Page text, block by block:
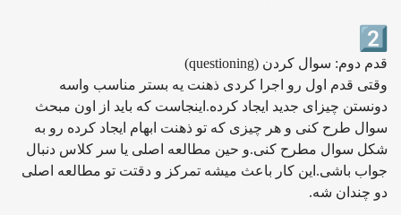
قدم دوم: سوال کردن (questioning)
وقتی قدم اول رو اجرا کردی ذهنت یه بستر مناسب واسه
دونستن چیزای جدید ایجاد کرده.اینجاست که باید از اون مبحث
سوال طرح کنی و هر چیزی که تو ذهنت ابهام ایجاد کرده رو به
شکل سوال مطرح کنی.و حین مطالعه اصلی یا سر کلاس دنبال
جواب باشی.این کار باعث میشه تمرکز و دقتت تو مطالعه اصلی
دو چندان شه.